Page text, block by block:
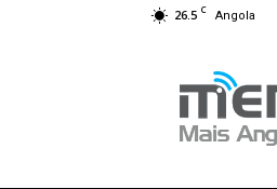
26.5 C Angola